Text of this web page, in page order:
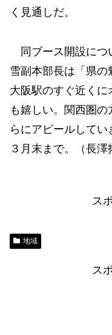
く見通しだ。
同ブース開設につ
雪副本部長は「県
大阪駅のすぐ近くに
も嬉しい。関西圏
らにアピールして
３月末まで。（長澤
ス
地域
ス